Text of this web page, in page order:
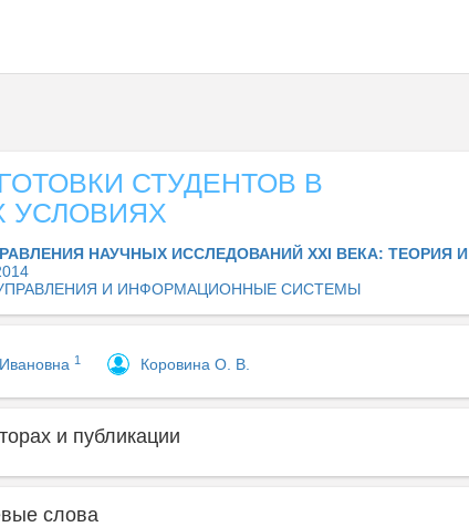
СТУДЕНТОВ В
УСЛОВИЯХ
НАУЧНЫХ ИССЛЕДОВАНИЙ XXI ВЕКА: ТЕОРИЯ И
И ИНФОРМАЦИОННЫЕ СИСТЕМЫ
1 Коровина О. В.
и публикации
слова